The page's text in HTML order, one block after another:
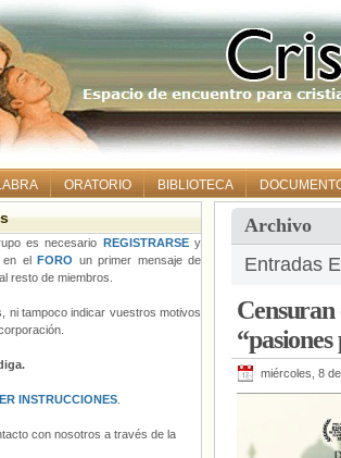
ORATORIO BIBLIOTECA
Archivo
Entradas
Censuran
miércoles, 8
es necesario REGISTRARSEy
en el FORO un primer mensaje de
resto de miembros.
ni tampoco indicar vuestros motivos
INSTRUCCIONES
con nosotros a través de la